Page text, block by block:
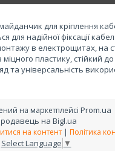
для кріплення
для надійної фіксації
в електрощитах, на
міцного пластику, стійкий
та універсальність
на маркетплейсі Prom.ua
на Bigl.ua
на контент | Політика
Select Language ▼